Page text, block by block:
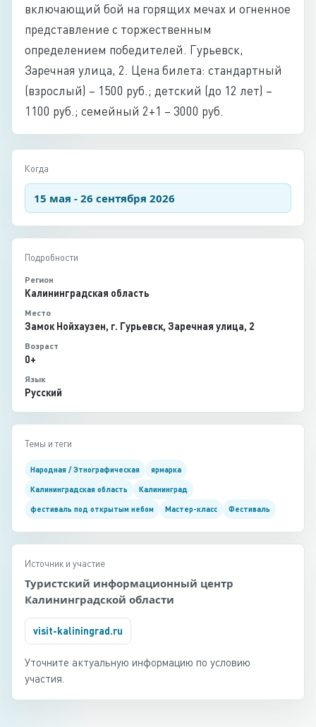
включающий бой на горящих мечах и огненное
представление с торжественным
определением победителей. Гурьевск,
Заречная улица, 2. Цена билета: стандартный
(взрослый) – 1500 руб.; детский (до 12 лет) –
1100 руб.; семейный 2+1 – 3000 руб.
Когда
15 мая - 26 сентября 2026
Подробности
Регион
Калининградская область
Место
Замок Нойхаузен, г. Гурьевск, Заречная улица, 2
Возраст
0+
Язык
Русский
Темы и теги
Народная / Этнографическая ярмарка
Калининградская область Калининград
фестиваль под открытым небом Мастер-класс Фестиваль
Источник и участие
Туристский информационный центр
Калининградской области
visit-kaliningrad.ru
Уточните актуальную информацию по условию
участия.